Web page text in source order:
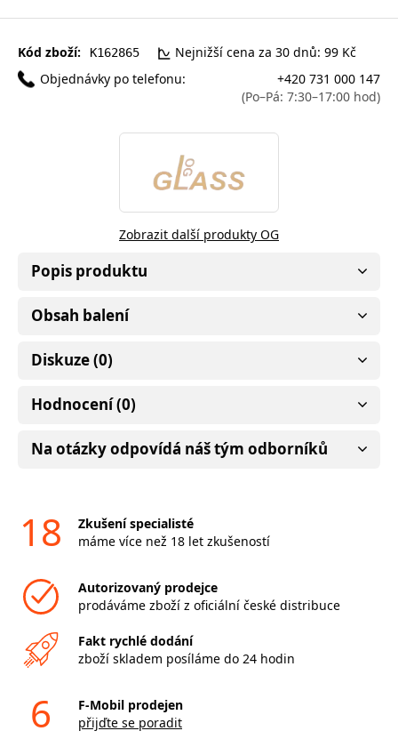
Kód zboží: K162865
Nejnižší cena za 30 dnů: 99 Kč
Objednávky po telefonu:
+420 731 000 147
(Po–Pá: 7:30–17:00 hod)
Zobrazit další produkty OG
Popis produktu
Obsah balení
Diskuze (0)
Hodnocení (0)
Na otázky odpovídá náš tým odborníků
18
Zkušení specialisté
máme více než 18 let zkušeností
Autorizovaný prodejce
prodáváme zboží z oficiální české distribuce
Fakt rychlé dodání
zboží skladem posíláme do 24 hodin
6
F-Mobil prodejen
přijďte se poradit